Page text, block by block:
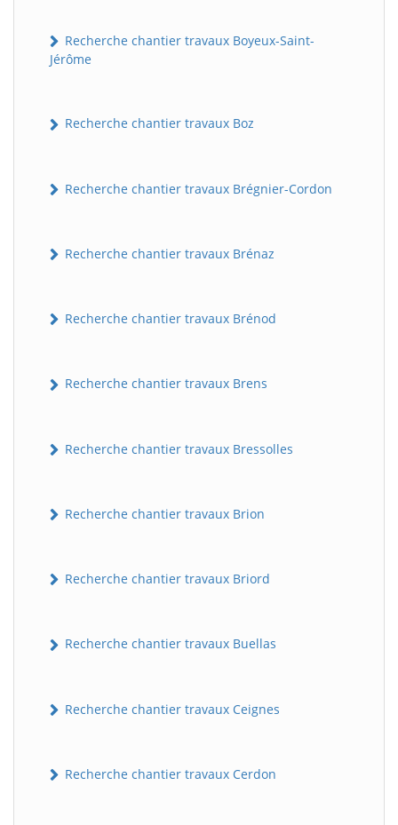
Recherche chantier travaux Boyeux-Saint-
Jérôme
Recherche chantier travaux Boz
Recherche chantier travaux Brégnier-Cordon
Recherche chantier travaux Brénaz
Recherche chantier travaux Brénod
Recherche chantier travaux Brens
Recherche chantier travaux Bressolles
Recherche chantier travaux Brion
Recherche chantier travaux Briord
Recherche chantier travaux Buellas
Recherche chantier travaux Ceignes
Recherche chantier travaux Cerdon